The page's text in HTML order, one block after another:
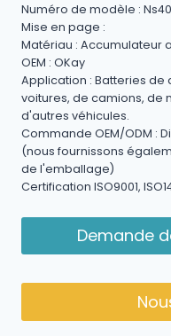
Numéro de modèle :
Mise en page :
Matériau : Accumulateur
OEM : OKay
Application : Batteries
voitures, de camions, de
d'autres véhicules.
Commande OEM/ODM :
(nous fournissons
de l'emballage)
Certification ISO9001,
Demande